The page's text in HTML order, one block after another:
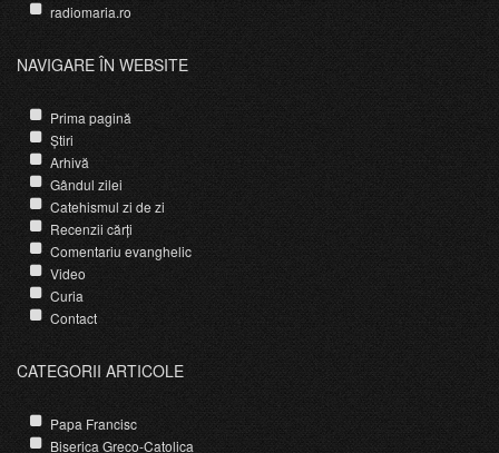
radiomaria.ro
NAVIGARE ÎN WEBSITE
Prima pagină
Știri
Arhivă
Gândul zilei
Catehismul zi de zi
Recenzii cărți
Comentariu evanghelic
Video
Curia
Contact
CATEGORII ARTICOLE
Papa Francisc
Biserica Greco-Catolica